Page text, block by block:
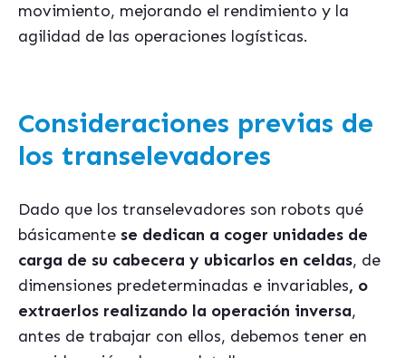
movimiento, mejorando el rendimiento y la
agilidad de las operaciones logísticas.
Consideraciones previas de
los transelevadores
Dado que los transelevadores son robots qué
básicamente se dedican a coger unidades de
carga de su cabecera y ubicarlos en celdas, de
dimensiones predeterminadas e invariables, o
extraerlos realizando la operación inversa,
antes de trabajar con ellos, debemos tener en